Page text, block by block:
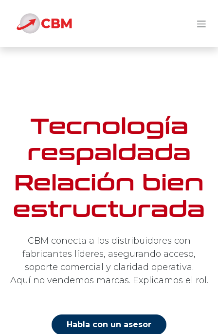
Tecnología
respaldada
Relación bien
estructurada
CBM conecta a los distribuidores con
fabricantes líderes, asegurando acceso,
soporte comercial y claridad operativa.
Aquí no vendemos marcas. Explicamos el rol.
Habla con un asesor